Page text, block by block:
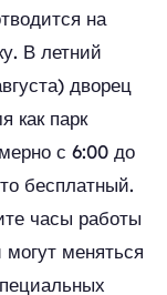
на
В летний
дворец
как парк
с 6:00 до
бесплатный.
часы работы
меняться